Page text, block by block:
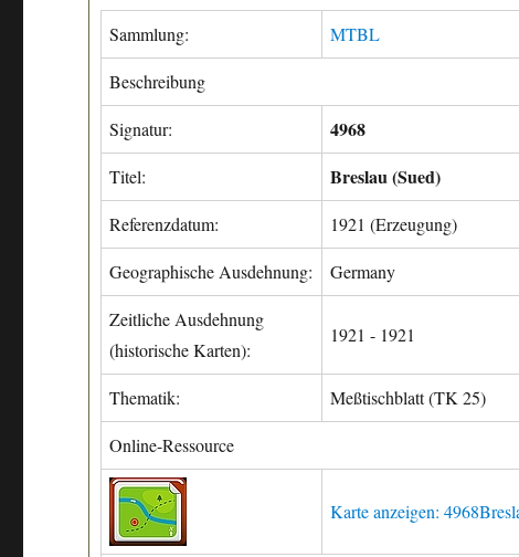
Sammlung: MTBL
Beschreibung
Signatur: 4968
Titel: Breslau (Sued)
Referenzdatum: 1921 (Erzeugung)
Geographische Ausdehnung: Germany
Zeitliche Ausdehnung
(historische Karten):
1921 - 1921
Thematik: Meßtischblatt (TK 25)
Online-Ressource
Karte anzeigen: